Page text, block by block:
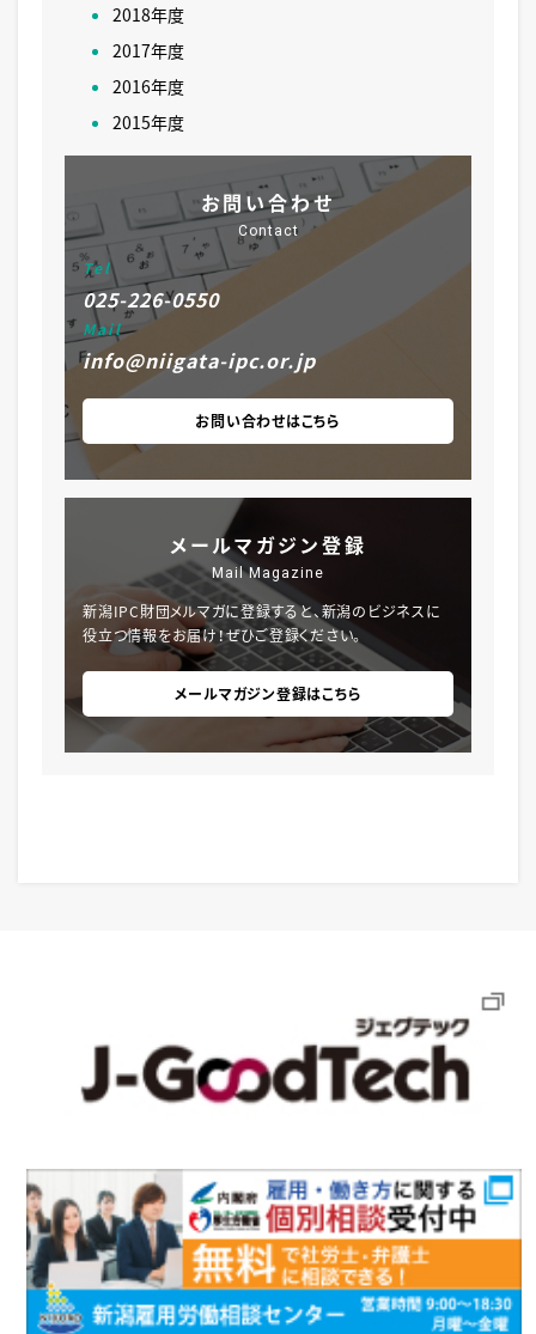
2018年度
2017年度
2016年度
2015年度
お問い合わせ
Contact
Tel
025-226-0550
Mail
info@niigata-ipc.or.jp
お問い合わせはこちら
メールマガジン登録
Mail Magazine
新潟IPC財団メルマガに登録すると、新潟のビジネスに
役立つ情報をお届け！ぜひご登録ください。
メールマガジン登録はこちら